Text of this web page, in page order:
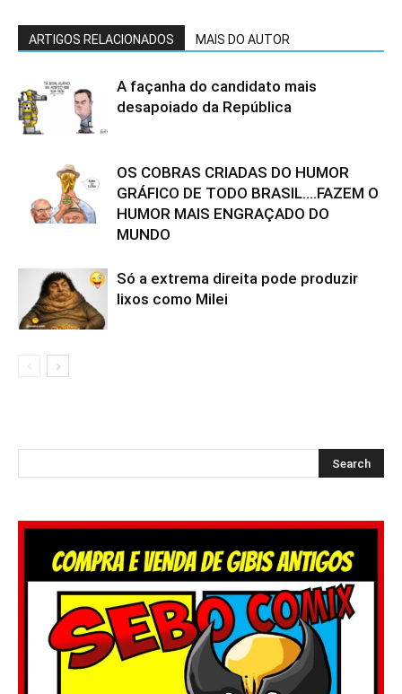
ARTIGOS RELACIONADOS MAIS DO AUTOR
A façanha do candidato mais
desapoiado da República
OS COBRAS CRIADAS DO HUMOR
GRÁFICO DE TODO BRASIL….FAZEM O
HUMOR MAIS ENGRAÇADO DO
MUNDO
Só a extrema direita pode produzir
lixos como Milei